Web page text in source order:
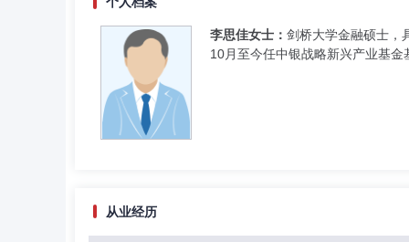
李思佳女士： 剑桥大学金融硕士，
10月至今任中银战略新兴产业基
从业经历